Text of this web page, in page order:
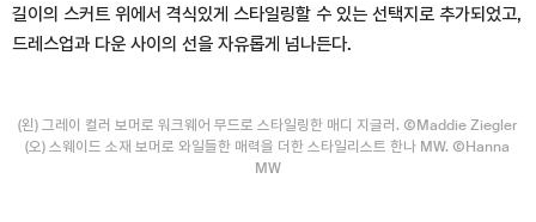
길이의 스커트 위에서 격식있게 스타일링할 수 있는 선택지로 추가되었고,
드레스업과 다운 사이의 선을 자유롭게 넘나든다.
(왼) 그레이 컬러 보머로 워크웨어 무드로 스타일링한 매디 지글러. ⒸMaddie Ziegler
(오) 스웨이드 소재 보머로 와일들한 매력을 더한 스타일리스트 한나 MW. ⒸHanna
MW